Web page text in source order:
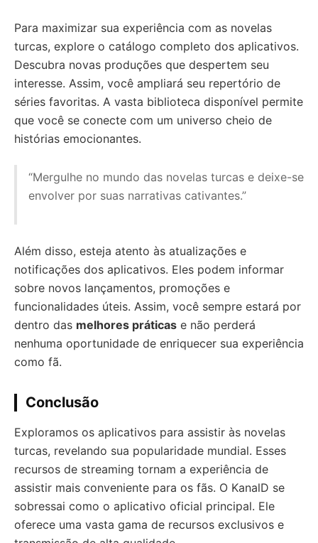
Para maximizar sua experiência com as novelas
turcas, explore o catálogo completo dos aplicativos.
Descubra novas produções que despertem seu
interesse. Assim, você ampliará seu repertório de
séries favoritas. A vasta biblioteca disponível permite
que você se conecte com um universo cheio de
histórias emocionantes.
“Mergulhe no mundo das novelas turcas e deixe-se
envolver por suas narrativas cativantes.”
Além disso, esteja atento às atualizações e
notificações dos aplicativos. Eles podem informar
sobre novos lançamentos, promoções e
funcionalidades úteis. Assim, você sempre estará por
dentro das melhores práticas e não perderá
nenhuma oportunidade de enriquecer sua experiência
como fã.
Conclusão
Exploramos os aplicativos para assistir às novelas
turcas, revelando sua popularidade mundial. Esses
recursos de streaming tornam a experiência de
assistir mais conveniente para os fãs. O KanalD se
sobressai como o aplicativo oficial principal. Ele
oferece uma vasta gama de recursos exclusivos e